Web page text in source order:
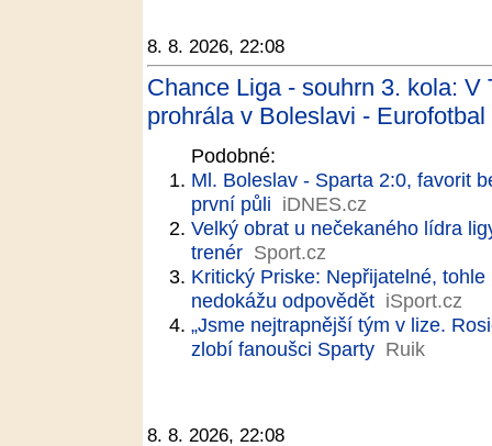
8. 8. 2026, 22:08
Chance Liga - souhrn 3. kola:
prohrála v Boleslavi - Eurofotbal
Podobné:
Ml. Boleslav - Sparta 2:0, favorit
první půli iDNES.cz
Velký obrat u nečekaného lídra
trenér Sport.cz
Kritický Priske: Nepřijatelné,
nedokážu odpovědět iSport.cz
„Jsme nejtrapnější tým v lize.
zlobí fanoušci Sparty Ruik
8. 8. 2026, 22:08